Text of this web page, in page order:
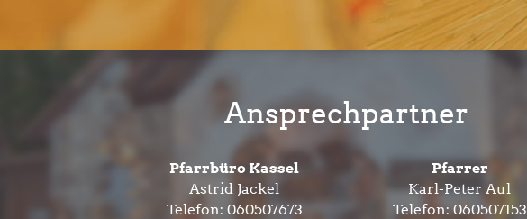
Ansprechpartner
Pfarrbüro Kassel
Astrid Jackel
Telefon: 060507673
Pfarrer
Karl-Peter Aul
Telefon:060507153